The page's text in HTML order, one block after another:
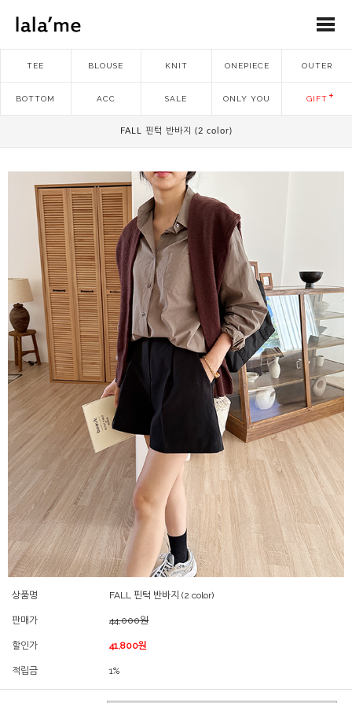
TEE BLOUSE KNIT ONEPIECE OUTER
BOTTOM ACC SALE ONLY YOU GIFT
FALL 핀턱 반바지 (2 color)
상품명 FALL 핀턱 반바지 (2 color)
판매가 44,000원
할인가 41,800원
적립금 1%